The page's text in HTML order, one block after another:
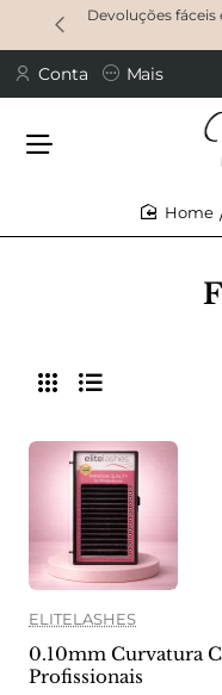
Devoluções fáceis
Conta Mais
ELITELASHES
0.10mm Curvatura C
Profissionais